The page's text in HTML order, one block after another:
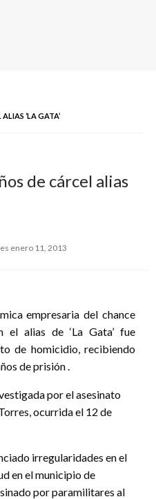
‘LA GATA’
de cárcel alias
enero 11, 2013
empresaria del chance
el alias de ‘La Gata’ fue
de homicidio, recibiendo
de prisión .
por el asesinato
ocurrida el 12 de
irregularidades en el
en el municipio de
por paramilitares al